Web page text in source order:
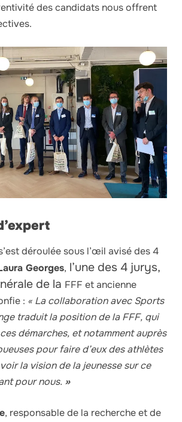
des candidats nous offrent
déroulée sous l’œil avisé des 4
Georges, l’une des 4 jurys,
de la FFF et ancienne
: « La collaboration avec Sports
traduit la position de la FFF, qui
démarches, et notamment auprès
pour faire d’eux des athlètes
la vision de la jeunesse sur ce
pour nous. »
, responsable de la recherche et de